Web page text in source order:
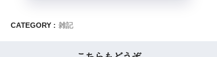
CATEGORY : 雑記